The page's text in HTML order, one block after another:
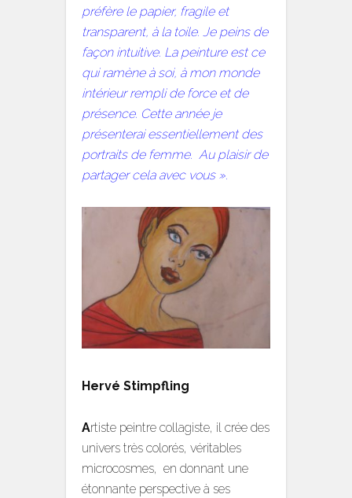
préfère le papier, fragile et
transparent, à la toile. Je peins de
façon intuitive. La peinture est ce
qui ramène à soi, à mon monde
intérieur rempli de force et de
présence. Cette année je
présenterai essentiellement des
portraits de femme. Au plaisir de
partager cela avec vous ».
Hervé Stimpfling
Artiste peintre collagiste, il crée des
univers très colorés, véritables
microcosmes, en donnant une
étonnante perspective à ses